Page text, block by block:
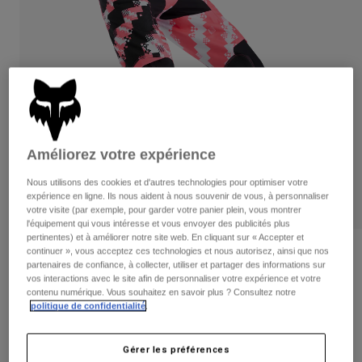
Pantalons
Shorts
Vestes
Gants
Protections
Masques
Chaussettes
Accessoires
Pièces de rechange
Pantalons
Vestes
Masques
Chaussettes
Sacs et accessoires
Pièces de rechange
Femme
T-shirts et tops
Sweats et Pulls
Vestes
Pantalons
Chemises
Voir tout
Chaussettes
Voir tout
Moto
Casques
Maillots
Pantalons
Bottes
Protections
Avis
Pantalon 180 Digi Image
Price reduced from
75,00 €
Améliorez votre expérience
Nous utilisons des cookies et d'autres technologies pour optimiser votre
expérience en ligne. Ils nous aident à nous souvenir de vous, à personnaliser
votre visite (par exemple, pour garder votre panier plein, vous montrer
l'équipement qui vous intéresse et vous envoyer des publicités plus
pertinentes) et à améliorer notre site web. En cliquant sur « Accepter et
continuer », vous acceptez ces technologies et nous autorisez, ainsi que nos
partenaires de confiance, à collecter, utiliser et partager des informations sur
vos interactions avec le site afin de personnaliser votre expérience et votre
contenu numérique. Vous souhaitez en savoir plus ? Consultez notre
politique de confidentialité
Gérer les préférences